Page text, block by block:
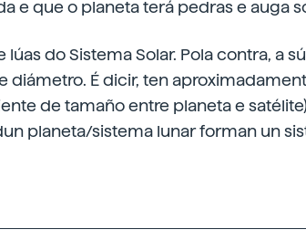
e que o planeta terá pedras e auga
do Sistema Solar. Pola contra, a
diámetro. É dicir, ten
de tamaño entre planeta e
planeta/sistema lunar forman un